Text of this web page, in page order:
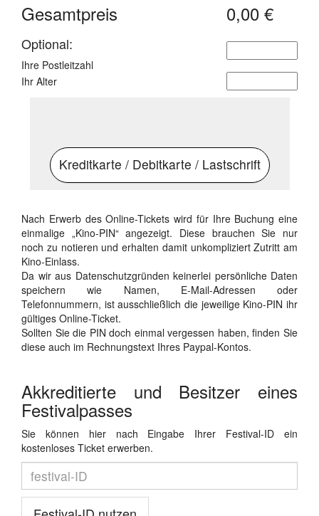
Gesamtpreis 0,00 €
Optional:
Ihre Postleitzahl
Ihr Alter
Kreditkarte / Debitkarte / Lastschrift
Nach Erwerb des Online-Tickets wird für Ihre Buchung eine
einmalige „Kino-PIN“ angezeigt. Diese brauchen Sie nur
noch zu notieren und erhalten damit unkompliziert Zutritt am
Kino-Einlass.
Da wir aus Datenschutzgründen keinerlei persönliche Daten
speichern wie Namen, E-Mail-Adressen oder
Telefonnummern, ist ausschließlich die jeweilige Kino-PIN ihr
gültiges Online-Ticket.
Sollten Sie die PIN doch einmal vergessen haben, finden Sie
diese auch im Rechnungstext Ihres Paypal-Kontos.
Akkreditierte und Besitzer eines
Festivalpasses
Sie können hier nach Eingabe Ihrer Festival-ID ein
kostenloses Ticket erwerben.